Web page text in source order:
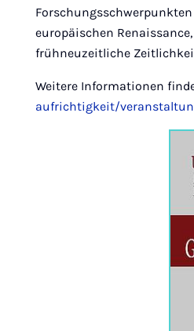
europäischen
frühneuzeitliche
Weitere Informationen
aufrichtigkeit/